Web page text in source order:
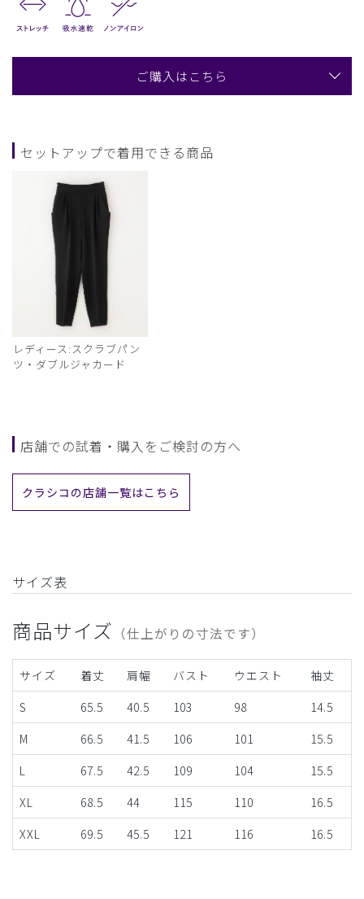
ご購入はこちら
セットアップで着用できる商品
レディース:スクラブパン
ツ・ダブルジャカード
店舗での試着・購入をご検討の方へ
クラシコの店舗一覧はこちら
サイズ表
商品サイズ （仕上がりの寸法です）
サイズ 着丈 肩幅 バスト ウエスト
袖丈
S
65.5 40.5 103 98
14.5
M
66.5 41.5 106 101
15.5
L
67.5 42.5 109 104
15.5
XL
68.5 44 115 110
16.5
XXL
69.5 45.5 121 116 16.5